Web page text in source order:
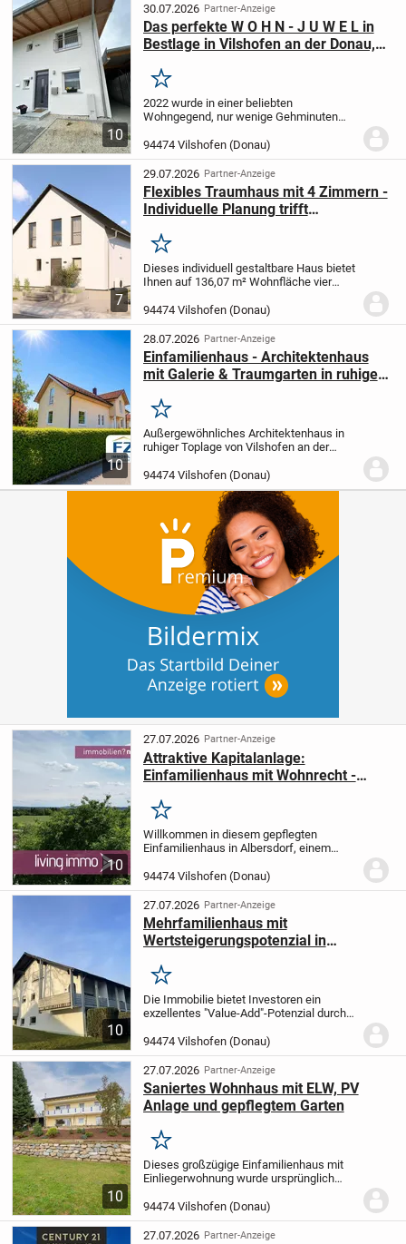
Ihren persönlichen Vorstellungen...
10
30.07.2026 Partner-Anzeige
Das perfekte W O H N - J U W E L in
Bestlage in Vilshofen an der Donau,
Merken
2022 wurde in einer beliebten
Wohngegend, nur wenige Gehminuten
architektonich ansprechende Art
Reihenmittelhaus errichtet.Entfernung
zum Zentrum nur 5 Gehminuten,...
94474 Vilshofen (Donau)
7
29.07.2026 Partner-Anzeige
Flexibles Traumhaus mit 4 Zimmern -
Individuelle Planung trifft
Merken
Dieses individuell gestaltbare Haus bietet
Ihnen auf 136,07 m² Wohnfläche vier
Bedürfnisse anpassen lassen. Mit zwei
Etagen beherbergt es drei geräumige
Schlafzimmer,...
94474 Vilshofen (Donau)
10
28.07.2026 Partner-Anzeige
Einfamilienhaus - Architektenhaus
mit Galerie & Traumgarten in ruhiger
Merken
Außergewöhnliches Architektenhaus in
ruhiger Toplage von Vilshofen an der
gepflegte Architektenhaus bietet auf ca.
195 m² Wohnfläche ein einzigartiges...
94474 Vilshofen (Donau)
10
27.07.2026 Partner-Anzeige
Attraktive Kapitalanlage:
Einfamilienhaus mit Wohnrecht -
Merken
Willkommen in diesem gepflegten
Einfamilienhaus in Albersdorf, einem
Donau. Die Immobilie bietet eine
interessante Gelegenheit für
Kapitalanleger oder Käufer, die...
94474 Vilshofen (Donau)
10
27.07.2026 Partner-Anzeige
Mehrfamilienhaus mit
Wertsteigerungspotenzial in
Merken
Die Immobilie bietet Investoren ein
exzellentes "Value-Add"-Potenzial durch
Bestandsentwicklung.Substanzstarkes
MF-Haus, BJ 1982, 8 Wohneinheiten,
davon 2...
94474 Vilshofen (Donau)
10
27.07.2026 Partner-Anzeige
Saniertes Wohnhaus mit ELW, PV
Anlage und gepflegtem Garten
Merken
Dieses großzügige Einfamilienhaus mit
Einliegerwohnung wurde ursprünglich
2022 umfassend kernsaniert - modern,
energieeffizient und bezugsfertig!Das
Anwesen...
94474 Vilshofen (Donau)
27.07.2026 Partner-Anzeige